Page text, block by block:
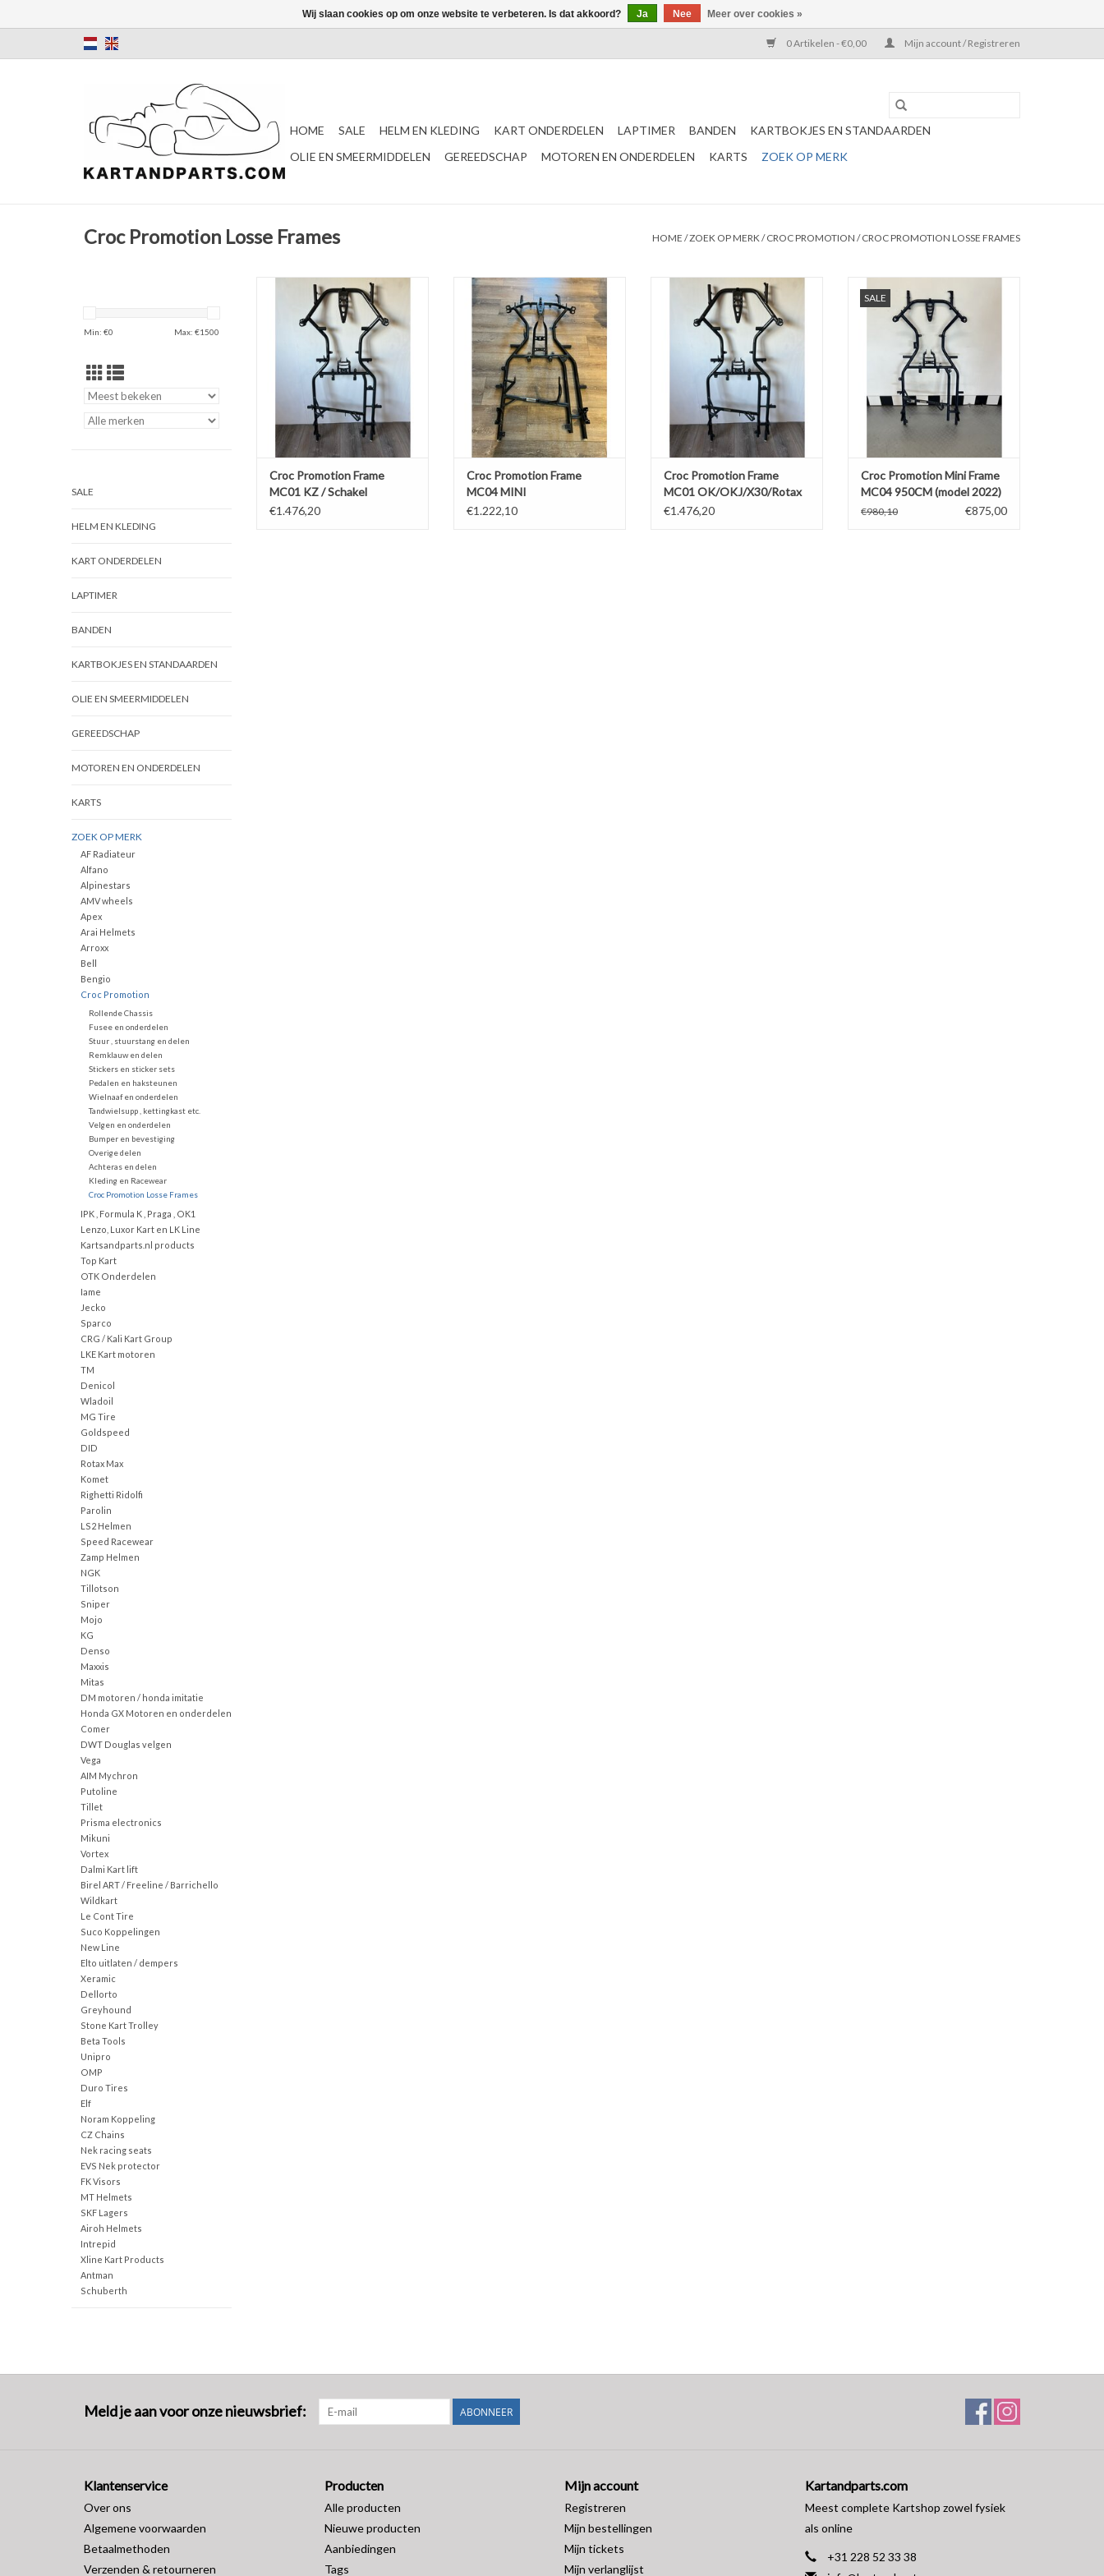
0 Artikelen - €0,00 Mijn account / Registreren
HOME SALE HELM EN KLEDING KART ONDERDELEN LAPTIMER BANDEN
KARTBOKJES EN STANDAARDEN
OLIE EN SMEERMIDDELEN
GEREEDSCHAP MOTOREN EN ONDERDELEN KARTS ZOEK OP MERK
Croc Promotion Losse Frames HOME /ZOEK OP MERK/CROC PROMOTION /CROC PROMOTION LOSSE FRAMES
Min: €0 Max: €1500
SALE
HELM EN KLEDING
KART ONDERDELEN
LAPTIMER
BANDEN
KARTBOKJES EN STANDAARDEN
OLIE EN SMEERMIDDELEN
GEREEDSCHAP
MOTOREN EN ONDERDELEN
KARTS
ZOEK OP MERK
AF Radiateur
Alfano
Alpinestars
AMV wheels
Apex
Arai Helmets
Arroxx
Bell
Bengio
Croc Promotion
Rollende Chassis
Fusee en onderdelen
Stuur , stuurstang en delen
Remklauw en delen
Stickers en sticker sets
Pedalen en haksteunen
Wielnaaf en onderdelen
Tandwielsupp , kettingkast etc.
Velgen en onderdelen
Bumper en bevestiging
Overige delen
Achteras en delen
Kleding en Racewear
Croc Promotion Losse Frames
IPK , Formula K , Praga , OK1
Lenzo, Luxor Kart en LK Line
Kartsandparts.nl products
Top Kart
OTK Onderdelen
Iame
Jecko
Sparco
CRG / Kali Kart Group
LKE Kart motoren
TM
Denicol
Wladoil
MG Tire
Goldspeed
DID
Rotax Max
Komet
Righetti Ridolfi
Parolin
LS2 Helmen
Speed Racewear
Zamp Helmen
NGK
Tillotson
Sniper
Mojo
KG
Denso
Maxxis
Mitas
DM motoren / honda imitatie
Honda GX Motoren en onderdelen
Comer
DWT Douglas velgen
Vega
AIM Mychron
Putoline
Tillet
Prisma electronics
Mikuni
Vortex
Dalmi Kart lift
Birel ART / Freeline / Barrichello
Wildkart
Le Cont Tire
Suco Koppelingen
New Line
Elto uitlaten / dempers
Xeramic
Dellorto
Greyhound
Stone Kart Trolley
Beta Tools
Unipro
OMP
Duro Tires
Elf
Noram Koppeling
CZ Chains
Nek racing seats
EVS Nek protector
FK Visors
MT Helmets
SKF Lagers
Airoh Helmets
Intrepid
Xline Kart Products
Antman
Schuberth
Croc Promotion Frame MC01 KZ /
Schakel
TOEVOEGEN AAN WINKELWAGEN
Croc Promotion Frame
MC01 KZ / Schakel
€1.476,20
Croc Promotion Frame MC04 MINI
TOEVOEGEN AAN WINKELWAGEN
Croc Promotion Frame
MC04 MINI
€1.222,10
Croc Promotion Frame MC01
OK/OKJ/X30/Rotax
TOEVOEGEN AAN WINKELWAGEN
Croc Promotion Frame
MC01 OK/OKJ/X30/Rotax
€1.476,20
SALE 950CM (model 2022)
TOEVOEGEN AAN WINKELWAGEN
Croc Promotion Mini Frame
MC04 950CM (model 2022)
€980,10 €875,00
Meld je aan voor onze nieuwsbrief: ABONNEER
Klantenservice
Over ons
Algemene voorwaarden
Betaalmethoden
Verzenden & retourneren
Producten
Alle producten
Nieuwe producten
Aanbiedingen
Tags
Mijn account
Registreren
Mijn bestellingen
Mijn tickets
Mijn verlanglijst
Kartandparts.com
Meest complete Kartshop zowel fysiek
als online
+31 228 52 33 38
Wij slaan cookies op om onze website te verbeteren. Is dat akkoord? Ja Nee Meer over cookies »